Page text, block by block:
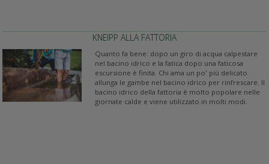
KNEIPP ALLA FATTORIA
Quanto fa bene: dopo un giro di acqua calpestare
nel bacino idrico e la fatica dopo una faticosa
escursione è finita. Chi ama un po' più delicato
allunga le gambe nel bacino idrico per rinfrescare. Il
bacino idrico della fattoria è molto popolare nelle
giornate calde e viene utilizzato in molti modi.